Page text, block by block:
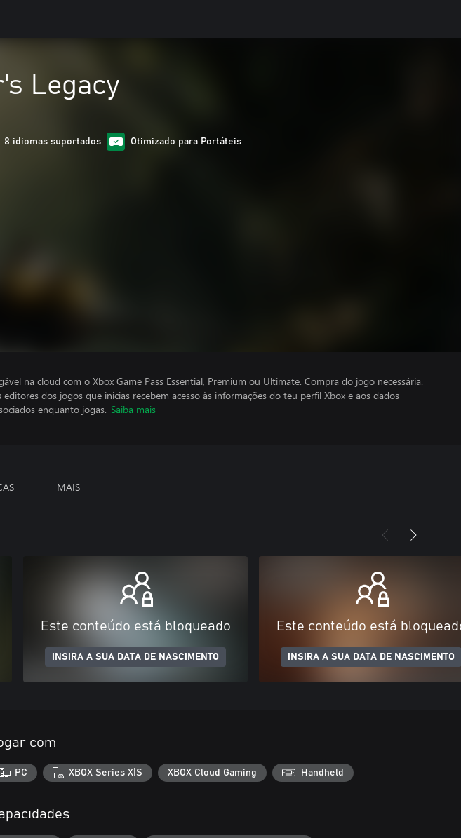
Legacy
8 idiomas suportados Otimizado para Portáteis
na cloud com o Xbox Game Pass Essential, Premium ou Ultimate. Compra do jogo necessária.
editores dos jogos que inicias recebem acesso às informações do teu perfil Xbox e aos dados
enquanto jogas. Saiba mais
MAIS
Este conteúdo está bloqueado
INSIRA A SUA DATA DE NASCIMENTO
Este conteúdo está
INSIRA A SUA DATA DE NASCIMENTO
com
PC XBOX Series X|S XBOX Cloud Gaming Handheld